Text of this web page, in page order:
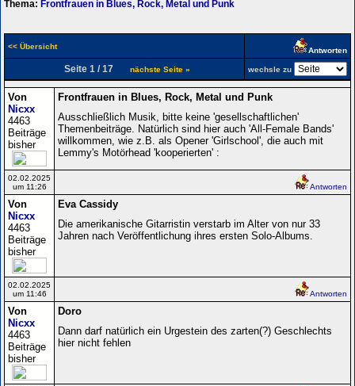
Thema: Frontfrauen in Blues, Rock, Metal und Punk
<< Übersicht Antworten
Seite 1 / 17 nächste Seite » wechsle zu
Von
Nicxx
4463
Beiträge
bisher
Frontfrauen in Blues, Rock, Metal und Punk
Ausschließlich Musik, bitte keine 'gesellschaftlichen'
Themenbeiträge. Natürlich sind hier auch 'All-Female Bands'
willkommen, wie z.B. als Opener 'Girlschool', die auch mit
Lemmy's Motörhead 'kooperierten' :
02.02.2025
um 11:26
Antworten
Von
Nicxx
4463
Beiträge
bisher
Eva Cassidy
Die amerikanische Gitarristin verstarb im Alter von nur 33
Jahren nach Veröffentlichung ihres ersten Solo-Albums.
02.02.2025
um 11:46
Antworten
Von
Nicxx
4463
Beiträge
bisher
Doro
Dann darf natürlich ein Urgestein des zarten(?) Geschlechts
hier nicht fehlen